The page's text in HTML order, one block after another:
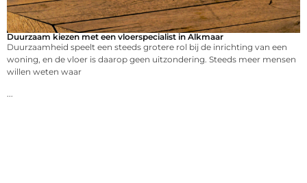
Duurzaam kiezen met een vloerspecialist in Alkmaar
Duurzaamheid speelt een steeds grotere rol bij de inrichting van een
woning, en de vloer is daarop geen uitzondering. Steeds meer mensen
willen weten waar
...